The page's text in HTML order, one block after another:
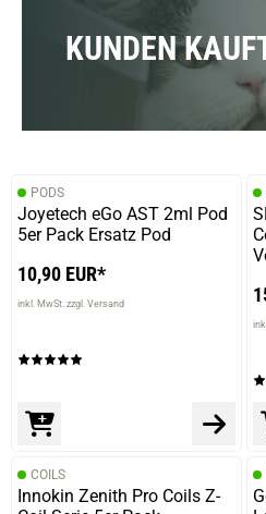
verifizierter Onlinekauf.
Die Bewertung erfolgte ohne
13.10.2022 — via
Guter Waldbeeren mix nicht zu
intensive.
Robert F.
Die Bewertung erfolgte ohne
KUNDEN
PODS
Joyetech eGo AST 2ml Pod
5er Pack Ersatz Pod
10,90 EUR*
inkl. MwSt. zzgl. Versand
COILS
Innokin Zenith Pro Coils Z-